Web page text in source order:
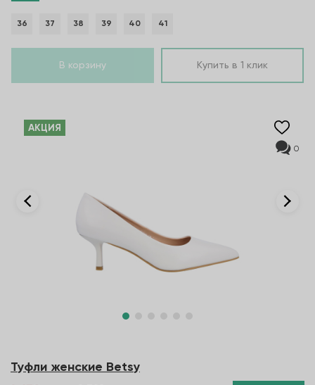
36 37 38 39 40 41
В корзину Купить в 1 клик
AКЦИЯ
0
Туфли женские Betsy